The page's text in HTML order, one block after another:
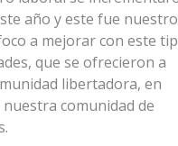
año y este fue nuestro
a mejorar con este
que se ofrecieron a
libertadora, en
nuestra comunidad de